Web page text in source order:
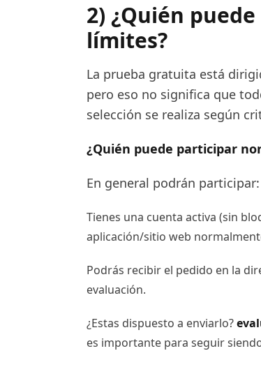
2) ¿Quién
límites?
La prueba gratuita está
pero eso no significa que
selección se realiza según
¿Quién puede participar
En general podrán participar:
Tienes una cuenta activa (sin
aplicación/sitio web
Podrás recibir el pedido en la
evaluación.
¿Estas dispuesto a enviarlo?
es importante para seguir